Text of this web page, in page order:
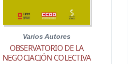
Varios Autores
OBSERVATORIO DE LA
NEGOCIACIÓN COLECTIVA